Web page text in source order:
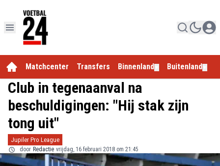
Matchcenter Transfers Binnenland Buitenland
Club in tegenaanval na
beschuldigingen: "Hij stak zijn
tong uit"
Jupiler Pro League
door Redactie vrijdag, 16 februari 2018 om 21:45